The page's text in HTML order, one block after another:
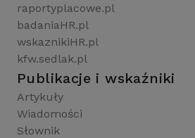
raportyplacowe.pl
badaniaHR.pl
wskaznikiHR.pl
kfw.sedlak.pl
Publikacje i wskaźniki
Artykuły
Wiadomości
Słownik